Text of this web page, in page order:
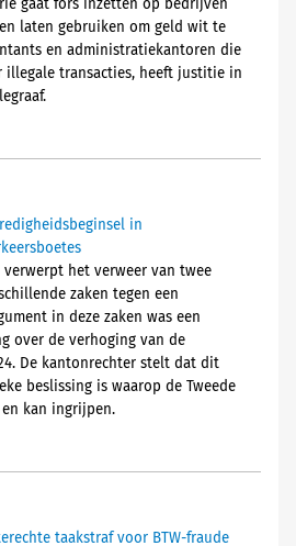
gaat fors inzetten op bedrijven
laten gebruiken om geld wit te
en administratiekantoren die
illegale transacties, heeft justitie in
in
verwerpt het verweer van twee
zaken tegen een
in deze zaken was een
over de verhoging van de
De kantonrechter stelt dat dit
beslissing is waarop de Tweede
kan ingrijpen.
taakstraf voor BTW-fraude